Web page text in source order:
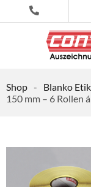
Shop - Blanko
150 mm – 6 Rollen